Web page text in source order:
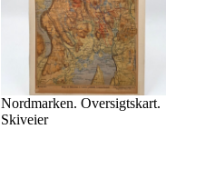
Nordmarken. Oversigtskart.
Skiveier